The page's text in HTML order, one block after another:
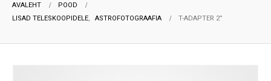
AVALEHT
POOD
LISAD TELESKOOPIDELE, ASTROFOTOGRAAFIA T-ADAPTER 2”